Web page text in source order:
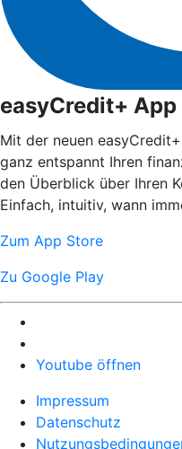
easyCredit+ App
Mit der neuen
ganz entspannt Ihren
den Überblick über Ihren
Einfach, intuitiv, wann
Zum App Store
Zu Google Play
Youtube öffnen
Impressum
Datenschutz